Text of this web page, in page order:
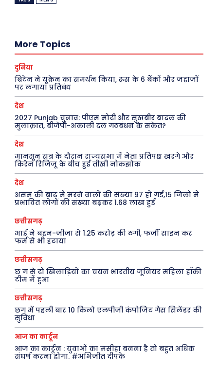
अजब-ग़ज़ब
जानकारी
Laptops
Mobiles
स्वास्थ्य
क़ायदे क़ानून जानकारी
More Topics
दुनिया
ब्रिटेन ने यूक्रेन का समर्थन किया, रूस के 6 बैंकों और जहाजों
पर लगाया प्रतिबंध
देश
2027 Punjab चुनाव: पीएम मोदी और सुखबीर बादल की
मुलाक़ात, बीजेपी-अकाली दल गठबंधन के संकेत?
देश
मानसून सत्र के दौरान राज्यसभा में नेता प्रतिपक्ष खरगे और
किरेन रिजिजू के बीच हुई तीखी नोकझोक
देश
असम की बाढ़ में मरने वालों की संख्या 97 हो गई,15 जिलों में
प्रभावित लोगों की संख्या बढ़कर 1.68 लाख हुई
छत्तीसगढ़
भाई ने बहन-जीजा से 1.25 करोड़ की ठगी, फर्जी साइन कर
फर्म से भी हटाया
छत्तीसगढ़
छ ग से दो खिलाड़ियों का चयन भारतीय जूनियर महिला हॉकी
टीम में हुआ
छत्तीसगढ़
छग में पहली बार 10 किलो एलपीजी कंपोजिट गैस सिलेंडर की
सुविधा
आज का कार्टून
आज का कार्टून : युवाओं का मसीहा बनना है तो बहुत अधिक
संघर्ष करना होगा. #अभिजीत दीपके